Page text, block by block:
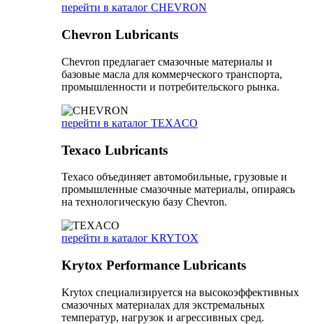
перейти в каталог CHEVRON
Chevron Lubricants
Chevron предлагает смазочные материалы и
базовые масла для коммерческого транспорта,
промышленности и потребительского рынка.
перейти в каталог TEXACO
Texaco Lubricants
Texaco объединяет автомобильные, грузовые и
промышленные смазочные материалы, опираясь
на технологическую базу Chevron.
перейти в каталог KRYTOX
Krytox Performance Lubricants
Krytox специализируется на высокоэффективных
смазочных материалах для экстремальных
температур, нагрузок и агрессивных сред.